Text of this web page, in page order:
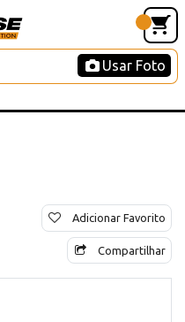
Usar Foto
Adicionar Favorito
Compartilhar